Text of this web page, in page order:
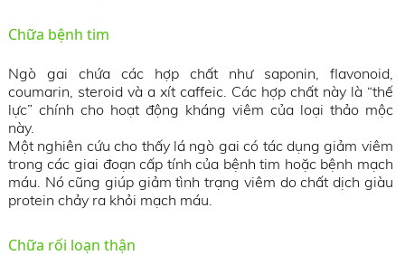
Chữa bệnh tim
Ngò gai chứa các hợp chất như saponin, flavonoid,
coumarin, steroid và a xít caffeic. Các hợp chất này là “thế
lực” chính cho hoạt động kháng viêm của loại thảo mộc
này.
Một nghiên cứu cho thấy lá ngò gai có tác dụng giảm viêm
trong các giai đoạn cấp tính của bệnh tim hoặc bệnh mạch
máu. Nó cũng giúp giảm tình trạng viêm do chất dịch giàu
protein chảy ra khỏi mạch máu.
Chữa rối loạn thận